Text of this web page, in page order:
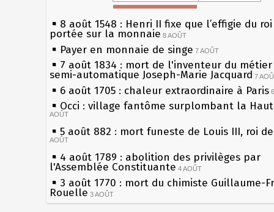
8 août 1548 : Henri II fixe que l’effigie du
portée sur la monnaie 8 AOÛT
Payer en monnaie de singe 7 AOÛT
7 août 1834 : mort de l'inventeur du
semi-automatique Joseph-Marie Jacquard 7
6 août 1705 : chaleur extraordinaire à Paris
Occi : village fantôme surplombant la
AOÛT
5 août 882 : mort funeste de Louis III, roi
AOÛT
4 août 1789 : abolition des privilèges par
l'Assemblée Constituante 4 AOÛT
3 août 1770 : mort du chimiste Guillaume-
Rouelle 3 AOÛT
Musée Jean de La Fontaine : réouverture